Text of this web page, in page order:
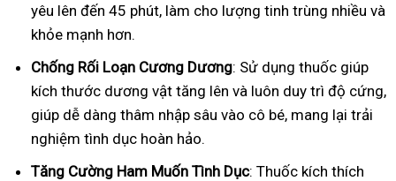
yêu lên đến 45 phút, làm cho lượng tinh trùng nhiều và
khỏe mạnh hơn.
Chống Rối Loạn Cương Dương: Sử dụng thuốc giúp
kích thước dương vật tăng lên và luôn duy trì độ cứng,
giúp dễ dàng thâm nhập sâu vào cô bé, mang lại trải
nghiệm tình dục hoàn hảo.
Tăng Cường Ham Muốn Tình Dục: Thuốc kích thích